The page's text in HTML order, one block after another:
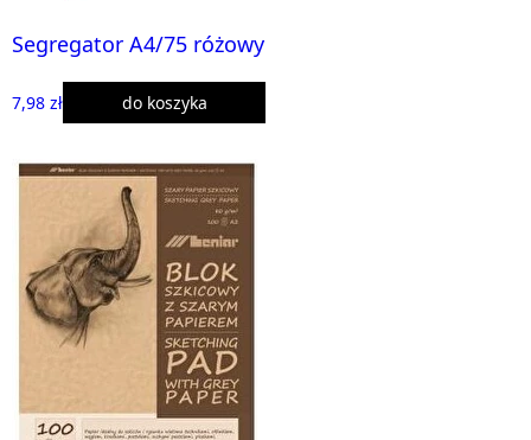
Segregator A4/75 różowy
7,98 zł do koszyka